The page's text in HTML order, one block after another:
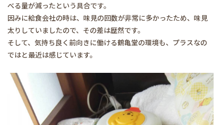
べる量が減ったという具合です。
因みに給食会社の時は、味見の回数が非常に多かったため、味見
太りしていましたので、その差は歴然です。
そして、気持ち良く前向きに働ける鶴亀堂の環境も、プラスなの
ではと最近は感じています。